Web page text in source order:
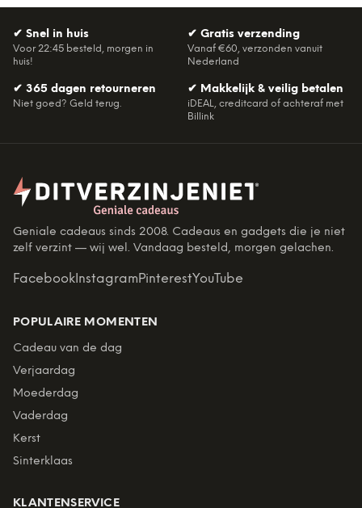
✔ Snel in huis
Voor 22:45 besteld, morgen in
huis!
✔ Gratis verzending
Vanaf €60, verzonden vanuit
Nederland
✔ 365 dagen retourneren
Niet goed? Geld terug.
✔ Makkelijk & veilig betalen
iDEAL, creditcard of achteraf met
Billink
Geniale cadeaus sinds 2008. Cadeaus en gadgets die je niet
zelf verzint — wij wel. Vandaag besteld, morgen gelachen.
Facebook InstagramPinterestYouTube
POPULAIRE MOMENTEN
Cadeau van de dag
Verjaardag
Moederdag
Vaderdag
Kerst
Sinterklaas
KLANTENSERVICE